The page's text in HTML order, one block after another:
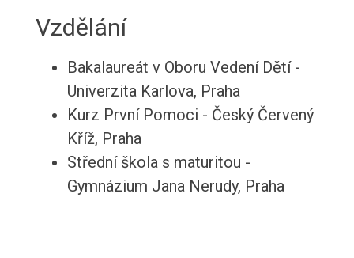
Vzdělání
Bakalaureát v Oboru Vedení Dětí -
Univerzita Karlova, Praha
Kurz První Pomoci - Český Červený
Kříž, Praha
Střední škola s maturitou -
Gymnázium Jana Nerudy, Praha